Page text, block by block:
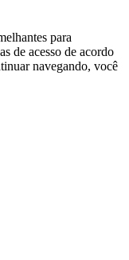
para
de acesso de acordo
navegando, você